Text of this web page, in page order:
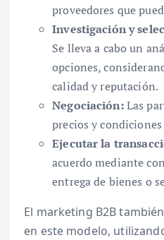
proveedores que
Investigación y
Se lleva a cabo un
opciones,
calidad y reputación.
Negociación:Las
precios y
Ejecutar la
acuerdo mediante
entrega de bienes o
El marketing B2B
en este modelo,